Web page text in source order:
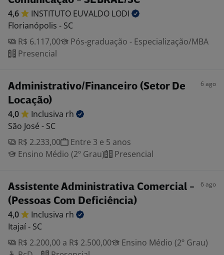
4,6 INSTITUTO EUVALDO LODI
Florianópolis - SC
R$ 6.117,00
Pós-graduação - Especialização/MBA
Presencial
Administrativo/Financeiro (Setor De
Locação)
6 ago
4,0 Inclusiva rh
São José - SC
R$ 2.233,00
Entre 3 e 5 anos
Ensino Médio (2º Grau)
Presencial
Assistente Administrativa Comercial -
(Pessoas Com Deficiência)
6 ago
4,0 Inclusiva rh
Itajaí - SC
R$ 2.200,00 a R$ 2.500,00
Ensino Médio (2º Grau)